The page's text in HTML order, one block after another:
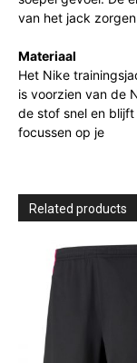
van het jack
Materiaal
Het Nike
is voorzien van de
de stof snel en
focussen op je
Related products